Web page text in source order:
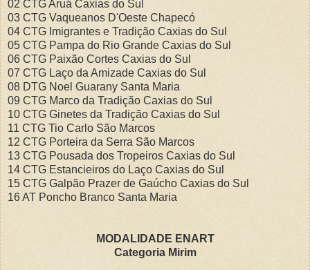
02 CTG Aruá Caxias do Sul
03 CTG Vaqueanos D'Oeste Chapecó
04 CTG Imigrantes e Tradição Caxias do Sul
05 CTG Pampa do Rio Grande Caxias do Sul
06 CTG Paixão Cortes Caxias do Sul
07 CTG Laço da Amizade Caxias do Sul
08 DTG Noel Guarany Santa Maria
09 CTG Marco da Tradição Caxias do Sul
10 CTG Ginetes da Tradição Caxias do Sul
11 CTG Tio Carlo São Marcos
12 CTG Porteira da Serra São Marcos
13 CTG Pousada dos Tropeiros Caxias do Sul
14 CTG Estancieiros do Laço Caxias do Sul
15 CTG Galpão Prazer de Gaúcho Caxias do Sul
16 AT Poncho Branco Santa Maria
MODALIDADE ENART
Categoria Mirim